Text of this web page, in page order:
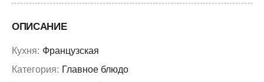
ОПИСАНИЕ
Кухня: Французская
Категория: Главное блюдо